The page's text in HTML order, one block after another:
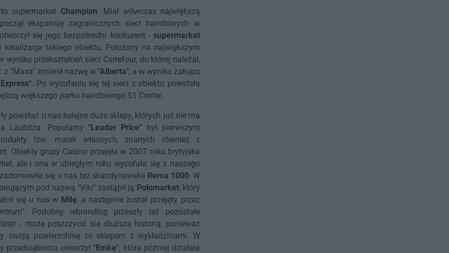
supermarket Champion. Miał wówczas największą
ekspansję zagranicznych sieci handlowych w
się jego bezpośredni konkurent - supermarket
takiego obiektu. Położony na największym
przekształceń sieci Carrefour, do której należał,
"Maxa" zmienił nazwę w "Alberta", a w wyniku zakupu
. Po wycofaniu się tej sieci z obiektu powstała
większego parku handlowego S1 Center.
powstać u nas kolejne duże sklepy, których już nie ma
Laubitza. Popularny"Leader Price" był pierwszym
tzw. marek własnych, znanych również z
Obiekty grupy Casino przejęła w 2007 roku brytyjska
ale i ona w ubiegłym roku wycofała się z naszego
się u nas też skandynawska Rema 1000. W
pod nazwą "Viki" zastąpił ją Polomarket, który
się u nas w Milę, a następnie został przejęty przez
Podobny rebranding przeszły też pozostałe
- może poszczycić się dłuższą historią, ponieważ
swoją powierzchnię ze sklepem z wykładzinami. W
przedsiębiorca otworzył"Emkę", która później działała